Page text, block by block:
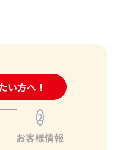
定だけお願いできます
い方へ！
せフォーム
2
お客様情報